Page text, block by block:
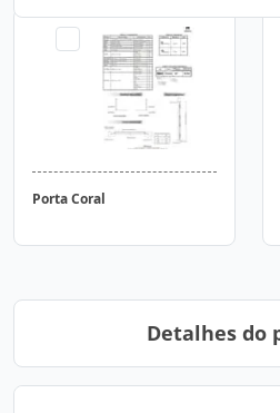
Porta Coral
Detalhes do